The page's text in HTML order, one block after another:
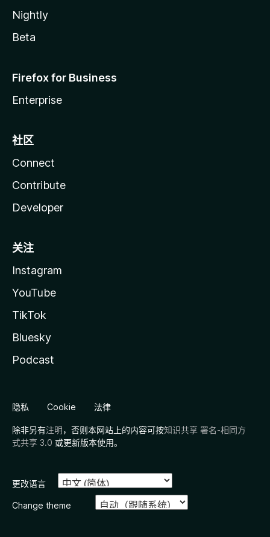
Nightly
Beta
Firefox for Business
Enterprise
社区
Connect
Contribute
Developer
关注
Instagram
YouTube
TikTok
Bluesky
Podcast
隐私 Cookie 法律
除非另有注明，否则本网站上的内容可按知识共享 署名-相同方
式共享 3.0 或更新版本使用。
更改语言
Change theme